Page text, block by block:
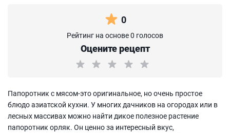
0
Рейтинг на основе 0 голосов
Оцените рецепт
Папоротник с мясом-это оригинальное, но очень простое
блюдо азиатской кухни. У многих дачников на огородах или в
лесных массивах можно найти дикое полезное растение
папоротник орляк. Он ценно за интересный вкус,